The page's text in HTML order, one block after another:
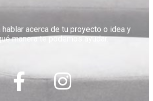
hablar acerca de tu proyecto o idea y
manera te podemos ayudar.